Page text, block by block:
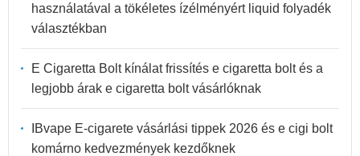
használatával a tökéletes ízélményért liquid folyadék
választékban
E Cigaretta Bolt kínálat frissítés e cigaretta bolt és a
legjobb árak e cigaretta bolt vásárlóknak
IBvape E-cigarete vásárlási tippek 2026 és e cigi bolt
komárno kedvezmények kezdőknek